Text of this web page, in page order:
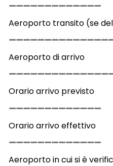
Aeroporto transito (se
Aeroporto di arrivo
Orario arrivo previsto
Orario arrivo effettivo
Aeroporto in cui si è